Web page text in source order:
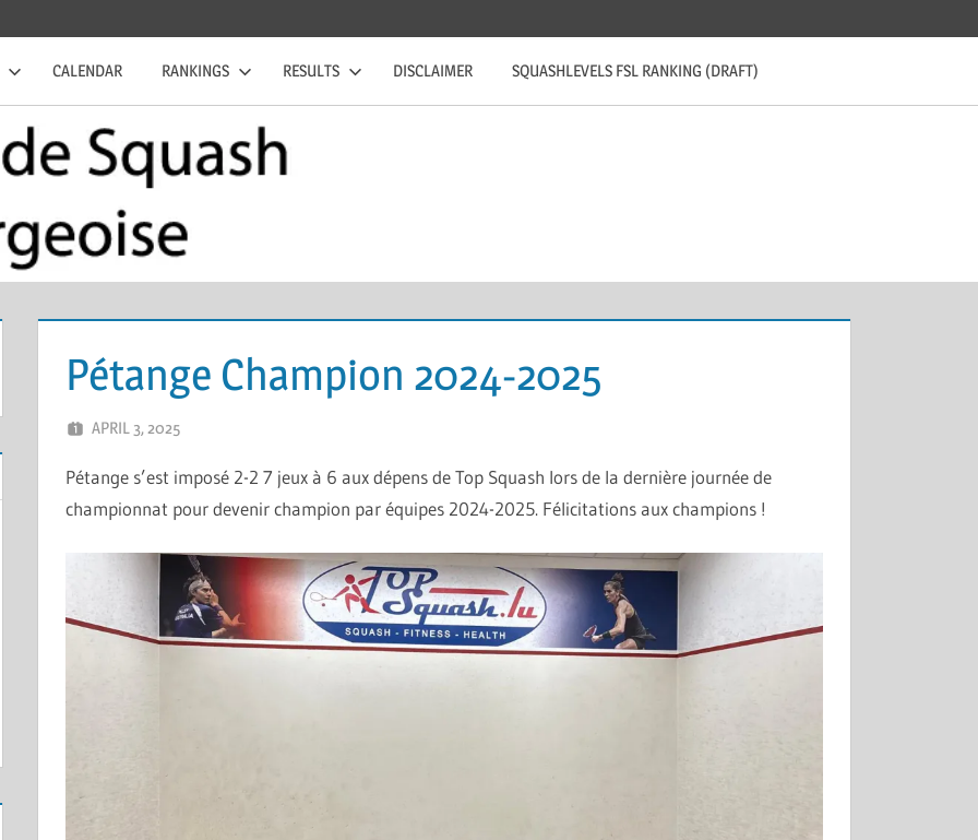
CALENDAR RANKINGS RESULTS DISCLAIMER SQUASHLEVELS FSL RANKING (DRAFT)
Pétange Champion 2024-2025
APRIL 3, 2025
Pétange s’est imposé 2-2 7 jeux à 6 aux dépens de Top Squash lors de la dernière journée de
championnat pour devenir champion par équipes 2024-2025. Félicitations aux champions !